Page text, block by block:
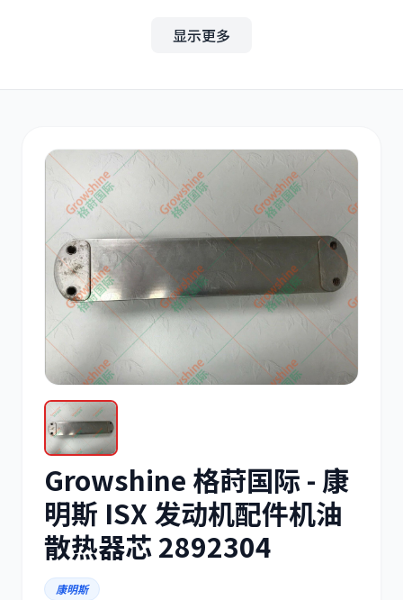
其他 小松
沃尔沃 康明斯
久保田
博世
洋马
显示更多
Growshine 格莳国际 - 康
明斯 ISX 发动机配件机油
散热器芯 2892304
康明斯